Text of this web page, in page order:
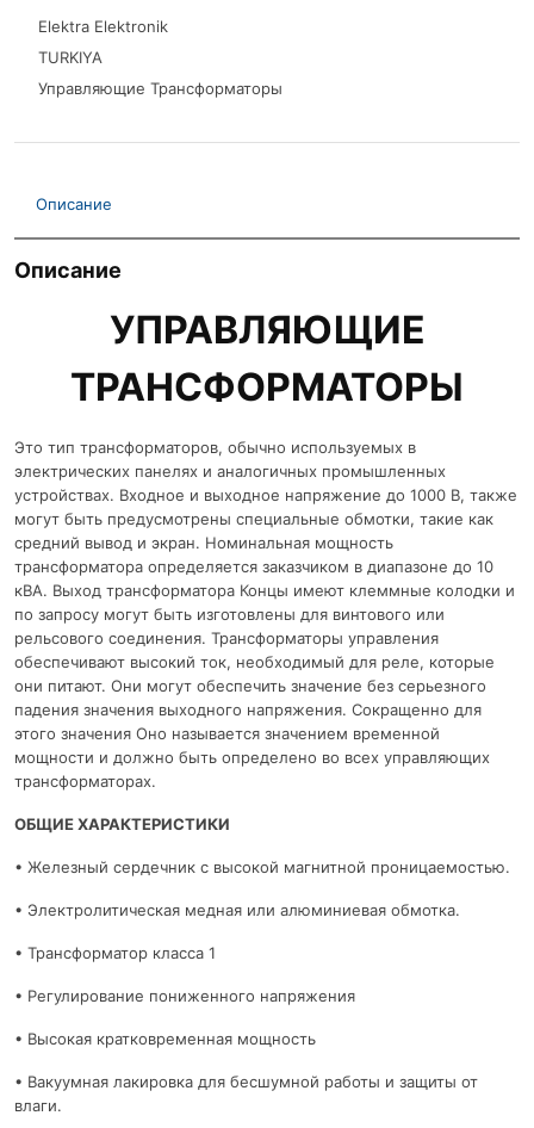
Elektra Elektronik
TURKIYA
Управляющие Трансформаторы
Описание
Описание
УПРАВЛЯЮЩИЕ
ТРАНСФОРМАТОРЫ
Это тип трансформаторов, обычно используемых в
электрических панелях и аналогичных промышленных
устройствах. Входное и выходное напряжение до 1000 В, также
могут быть предусмотрены специальные обмотки, такие как
средний вывод и экран. Номинальная мощность
трансформатора определяется заказчиком в диапазоне до 10
кВА. Выход трансформатора Концы имеют клеммные колодки и
по запросу могут быть изготовлены для винтового или
рельсового соединения. Трансформаторы управления
обеспечивают высокий ток, необходимый для реле, которые
они питают. Они могут обеспечить значение без серьезного
падения значения выходного напряжения. Сокращенно для
этого значения Оно называется значением временной
мощности и должно быть определено во всех управляющих
трансформаторах.
ОБЩИЕ ХАРАКТЕРИСТИКИ
• Железный сердечник с высокой магнитной проницаемостью.
• Электролитическая медная или алюминиевая обмотка.
• Трансформатор класса 1
• Регулирование пониженного напряжения
• Высокая кратковременная мощность
• Вакуумная лакировка для бесшумной работы и защиты от
влаги.